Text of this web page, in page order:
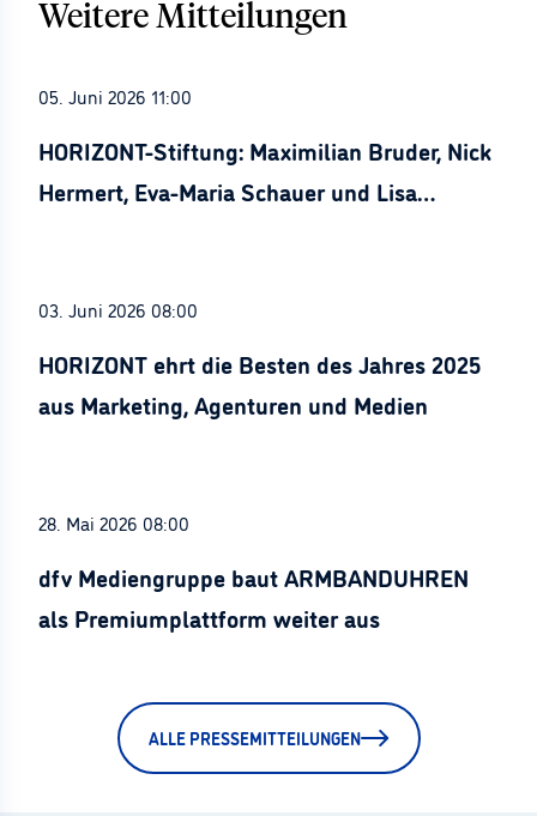
Weitere Mitteilungen
05. Juni 2026 11:00
HORIZONT-Stiftung: Maximilian Bruder, Nick
Hermert, Eva-Maria Schauer und Lisa
03. Juni 2026 08:00
HORIZONT ehrt die Besten des Jahres 2025
aus Marketing, Agenturen und Medien
28. Mai 2026 08:00
dfv Mediengruppe baut ARMBANDUHREN
als Premiumplattform weiter aus
ALLE PRESSEMITTEILUNGEN